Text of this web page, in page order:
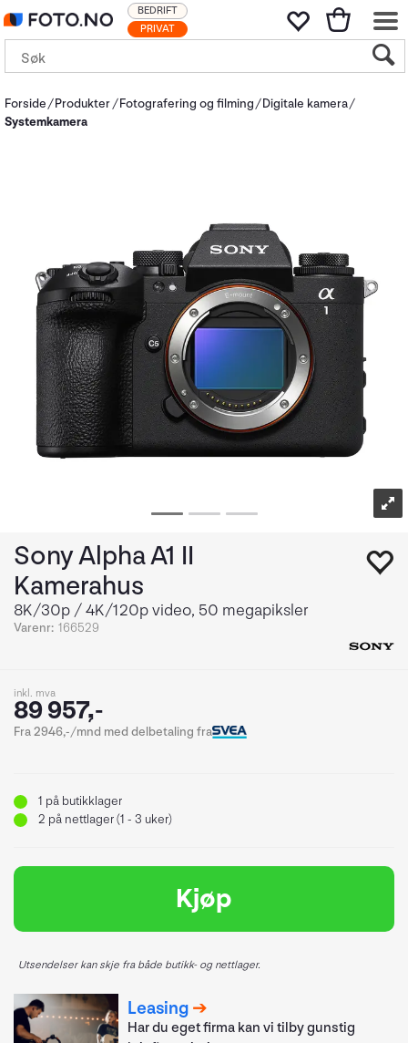
PRIVAT
BEDRIFT
Forside Produkter Fotografering og filming
Digitale kamera
Systemkamera
Sony Alpha A1 II
Kamerahus
8K/30p / 4K/120p video, 50 megapiksler
Varenr: 166529
inkl. mva
89 957,-
Fra 2946,-/mnd med delbetaling fra
1 på butikklager
2 på nettlager (1 - 3 uker)
Kjøp
Utsendelser kan skje fra både butikk- og nettlager.
Leasing
Har du eget firma kan vi tilby gunstig